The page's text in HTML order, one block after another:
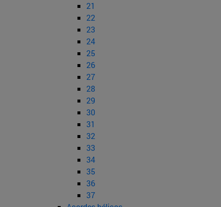
21
22
23
24
25
26
27
28
29
30
31
32
33
34
35
36
37